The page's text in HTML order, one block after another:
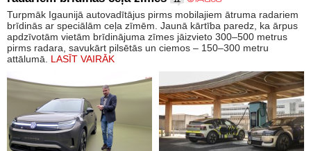
Turpmāk Igaunijā autovadītājus pirms mobilajiem ātruma radariem
brīdinās ar speciālām ceļa zīmēm. Jaunā kārtība paredz, ka ārpus
apdzīvotām vietām brīdinājuma zīmes jāizvieto 300–500 metrus
pirms radara, savukārt pilsētās un ciemos – 150–300 metru
attālumā. LASĪT VAIRĀK